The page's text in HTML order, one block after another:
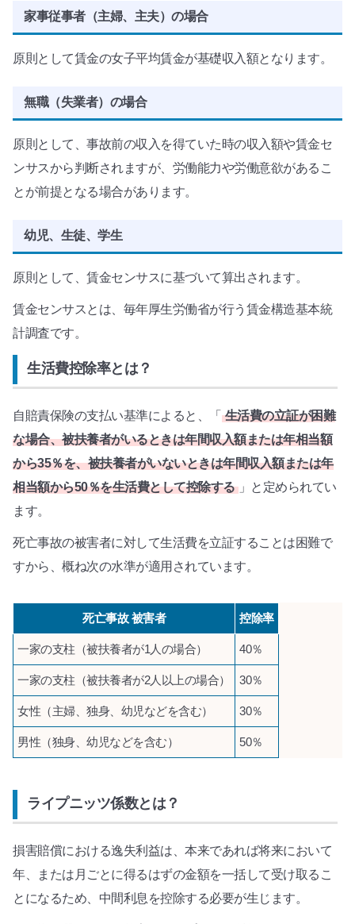
家事従事者（主婦、主夫）の場合
原則として賃金の女子平均賃金が基礎収入額となります。
無職（失業者）の場合
原則として、事故前の収入を得ていた時の収入額や賃金セ
ンサスから判断されますが、労働能力や労働意欲があるこ
とが前提となる場合があります。
幼児、生徒、学生
原則として、賃金センサスに基づいて算出されます。
賃金センサスとは、毎年厚生労働省が行う賃金構造基本統
計調査です。
生活費控除率とは？
自賠責保険の支払い基準によると、「 生活費の立証が困難
な場合、被扶養者がいるときは年間収入額または年相当額
から35％を、被扶養者がいないときは年間収入額または年
相当額から50％を生活費として控除する 」と定められてい
ます。
死亡事故の被害者に対して生活費を立証することは困難で
すから、概ね次の水準が適用されています。
死亡事故 被害者 控除率
一家の支柱（被扶養者が1人の場合） 40％
一家の支柱（被扶養者が2人以上の場合） 30％
女性（主婦、独身、幼児などを含む） 30％
男性（独身、幼児などを含む） 50％
ライプニッツ係数とは？
損害賠償における逸失利益は、本来であれば将来において
年、または月ごとに得るはずの金額を一括して受け取るこ
とになるため、中間利息を控除する必要が生じます。